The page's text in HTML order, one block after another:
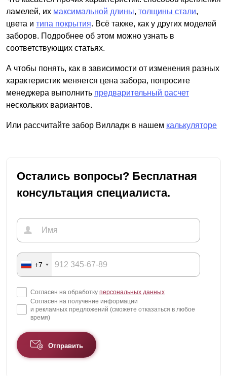
ламелей, их максимальной длины, толщины стали,
цвета и типа покрытия. Всё также, как у других моделей
заборов. Подробнее об этом можно узнать в
соответствующих статьях.
А чтобы понять, как в зависимости от изменения разных
характеристик меняется цена забора, попросите
менеджера выполнить предварительный расчет
нескольких вариантов.
Или рассчитайте забор Вилладж в нашем калькуляторе
Остались вопросы? Бесплатная
консультация специалиста.
+7
Согласен на обработку персональных данных
Согласен на получение информации
и рекламных предложений (сможете отказаться в любое
время)
Отправить